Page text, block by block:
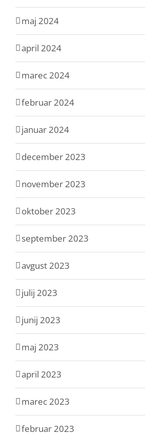
maj 2024
april 2024
marec 2024
februar 2024
januar 2024
december 2023
november 2023
oktober 2023
september 2023
avgust 2023
julij 2023
junij 2023
maj 2023
april 2023
marec 2023
februar 2023